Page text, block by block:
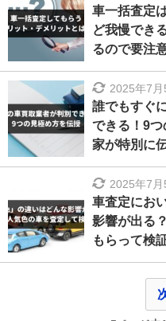
車一括査定
ど我慢でき
るので要注
2025年7月
誰でもすぐ
できる！9つ
家が特別に
2025年7月
車査定にお
影響が出る
もらって検